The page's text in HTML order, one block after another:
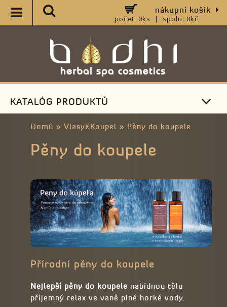
nákupní košík
počet: 0ks | spolu: 0kč
KATALÓG PRODUKTŮ
Domů » Vlasy&Koupel » Pěny do koupele
Pěny do koupele
Přírodní pěny do koupele
Nejlepší pěny do koupele nabídnou tělu
příjemný relax ve vaně plné horké vody.